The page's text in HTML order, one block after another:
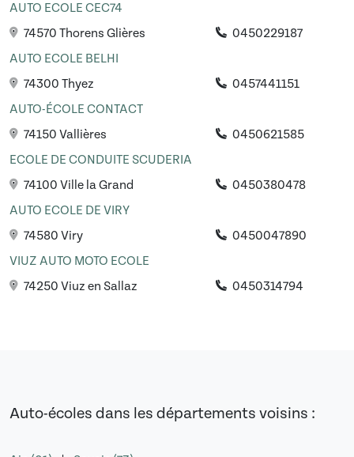
AUTO ECOLE CEC74
74570 Thorens Glières
0450229187
AUTO ECOLE BELHI
74300 Thyez
0457441151
AUTO-ÉCOLE CONTACT
74150 Vallières
0450621585
ECOLE DE CONDUITE SCUDERIA
74100 Ville la Grand
0450380478
AUTO ECOLE DE VIRY
74580 Viry
0450047890
VIUZ AUTO MOTO ECOLE
74250 Viuz en Sallaz
0450314794
Auto-écoles dans les départements voisins :